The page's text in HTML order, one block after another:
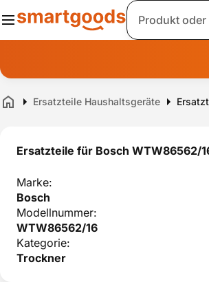
Suche
Home Ersatzteile Haushaltsgeräte
Ersatzteile für Bosch WTW86562/
Marke:
Bosch
Modellnummer:
WTW86562/16
Kategorie:
Trockner